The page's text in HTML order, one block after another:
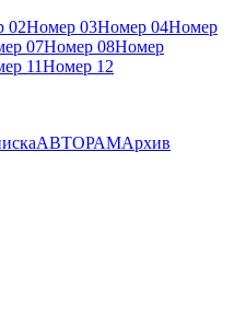
02Номер 03Номер 04Номер
07Номер 08Номер
11Номер 12
АВТОРАМАрхив